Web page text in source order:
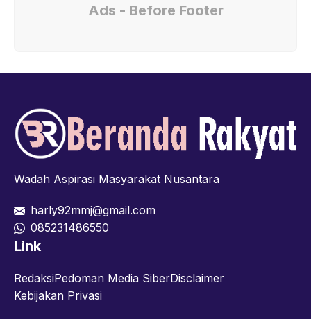
Ads - Before Footer
Wadah Aspirasi Masyarakat Nusantara
harly92mmj@gmail.com
085231486550
Link
RedaksiPedoman Media SiberDisclaimer
Kebijakan Privasi